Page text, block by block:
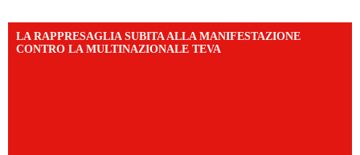
LA RAPPRESAGLIA SUBITA ALLA MANIFESTAZIONE
CONTRO LA MULTINAZIONALE TEVA